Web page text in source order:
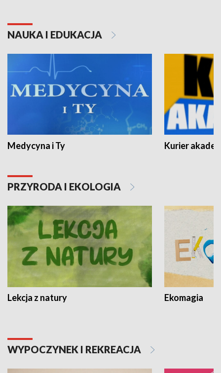
NAUKA I EDUKACJA
Medycyna i Ty Kurier
PRZYRODA I EKOLOGIA
Lekcja z natury Ekomagia
WYPOCZYNEK I REKREACJA